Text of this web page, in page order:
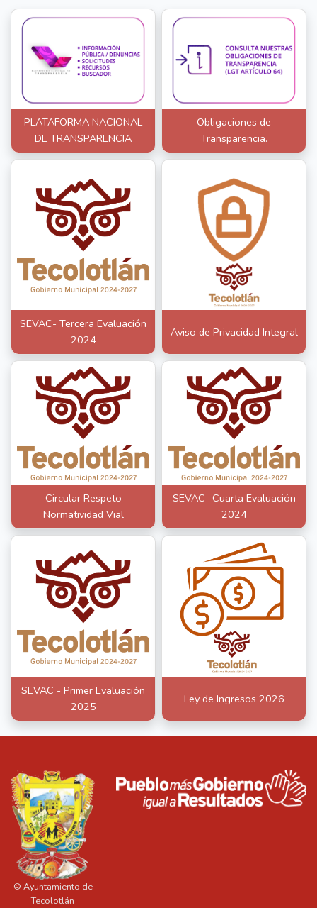
PLATAFORMA NACIONAL
DE TRANSPARENCIA
Obligaciones de
Transparencia.
SEVAC- Tercera Evaluación
2024
Aviso de Privacidad Integral
Circular Respeto
Normatividad Vial
SEVAC- Cuarta Evaluación
2024
SEVAC - Primer Evaluación
2025
Ley de Ingresos 2026
© Ayuntamiento de
Tecolotlán